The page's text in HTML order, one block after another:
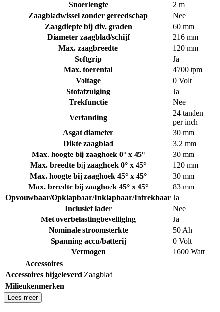
Snoerlengte
2 m
Zaagbladwissel zonder gereedschap
Nee
Zaagdiepte bij div. graden
60 mm
Diameter zaagblad/schijf
216 mm
Max. zaagbreedte
120 mm
Softgrip
Ja
Max. toerental
4700 tpm
Voltage
0 Volt
Stofafzuiging
Ja
Trekfunctie
Nee
Vertanding
24 tanden
per inch
Asgat diameter
30 mm
Dikte zaagblad
3.2 mm
Max. hoogte bij zaaghoek 0° x 45°
30 mm
Max. breedte bij zaaghoek 0° x 45°
120 mm
Max. hoogte bij zaaghoek 45° x 45°
30 mm
Max. breedte bij zaaghoek 45° x 45°
83 mm
Opvouwbaar/Opklapbaar/Inklapbaar/Intrekbaar Ja
Inclusief lader
Nee
Met overbelastingbeveiliging
Ja
Nominale stroomsterkte
50 Ah
Spanning accu/batterij
0 Volt
Vermogen
1600 Watt
Accessoires
Accessoires bijgeleverd Zaagblad
Milieukenmerken
Lees meer